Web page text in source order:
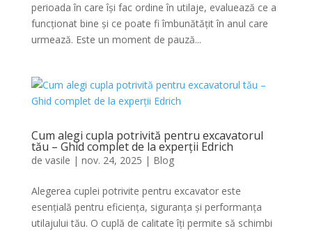
perioada în care își fac ordine în utilaje, evaluează ce a
funcționat bine și ce poate fi îmbunătățit în anul care
urmează. Este un moment de pauză...
Cum alegi cupla potrivită pentru excavatorul
tău – Ghid complet de la experții Edrich
de vasile | nov. 24, 2025 | Blog
Alegerea cuplei potrivite pentru excavator este
esențială pentru eficiența, siguranța și performanța
utilajului tău. O cuplă de calitate îți permite să schimbi